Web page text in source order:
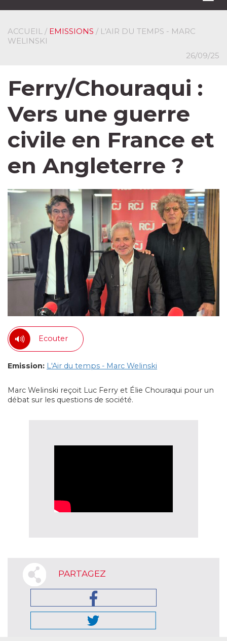
ACCUEIL / EMISSIONS / L'AIR DU TEMPS - MARC
WELINSKI
26/09/25
Ferry/Chouraqui :
Vers une guerre
civile en France et
en Angleterre ?
Ecouter
Emission: L'Air du temps - Marc Welinski
Marc Welinski reçoit Luc Ferry et Élie Chouraqui pour un
débat sur les questions de société.
PARTAGEZ